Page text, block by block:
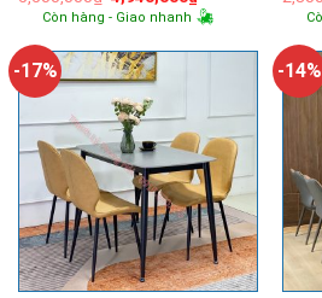
gốc
là:
hiện
tại
4,940,000₫.
Còn hàng - Giao nhanh
-17% -14%